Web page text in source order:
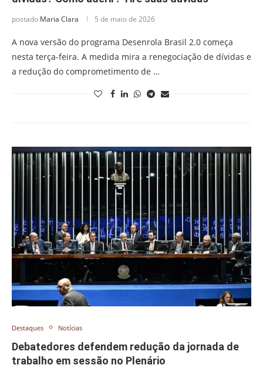
postado Maria Clara 5 de maio de 2026
A nova versão do programa Desenrola Brasil 2.0 começa
nesta terça-feira. A medida mira a renegociação de dívidas e
a redução do comprometimento de …
Destaques Notícias
Debatedores defendem redução da jornada de
trabalho em sessão no Plenário